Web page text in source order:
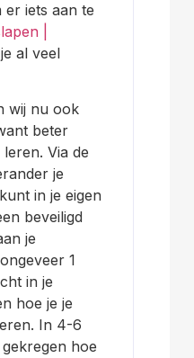
er iets aan te
|
al veel
wij nu ook
beter
Via de
je
in je eigen
beveiligd
je
1
in je
hoe je je
In 4-6
hoe